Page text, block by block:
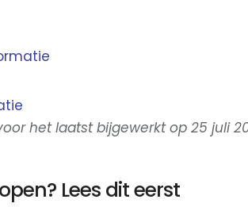
het laatst bijgewerkt op 25 juli
Lees dit eerst